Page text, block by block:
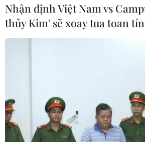
Chương trình Online
27/06/2019 11:05
Ngày Hội Gia đình Việt sẽ diễn ra
ngày thứ 6 (28/6) trên website
Nhận định Việt Nam vs
thủy Kim' sẽ xoay tua toan